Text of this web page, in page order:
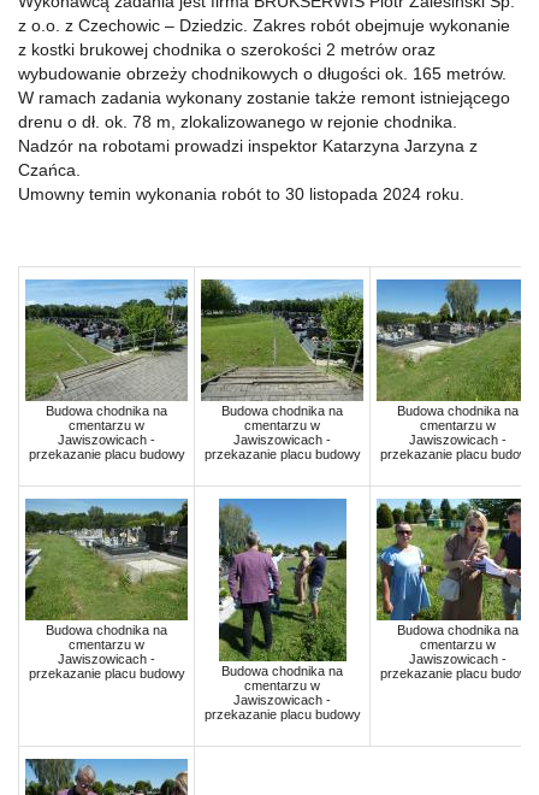
z o.o. z Czechowic – Dziedzic. Zakres robót obejmuje wykonanie
z kostki brukowej chodnika o szerokości 2 metrów oraz
wybudowanie obrzeży chodnikowych o długości ok. 165 metrów.
W ramach zadania wykonany zostanie także remont istniejącego
drenu o dł. ok. 78 m, zlokalizowanego w rejonie chodnika.
Nadzór na robotami prowadzi inspektor Katarzyna Jarzyna z
Czańca.
Umowny temin wykonania robót to 30 listopada 2024 roku.
Budowa chodnika na
cmentarzu w
Jawiszowicach -
przekazanie placu budowy
Budowa chodnika na
cmentarzu w
Jawiszowicach -
przekazanie placu budowy
Budowa chodnika na
cmentarzu w
Jawiszowicach -
przekazanie placu budowy
Budowa chodnika na
cmentarzu w
Jawiszowicach -
przekazanie placu budowy
Budowa chodnika na
cmentarzu w
Jawiszowicach -
przekazanie placu budowy
Budowa chodnika na
cmentarzu w
Jawiszowicach -
przekazanie placu budowy